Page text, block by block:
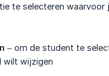
te selecteren waarvoor
– om de student te
wilt wijzigen